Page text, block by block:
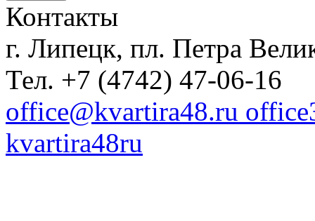
Контакты
г. Липецк, пл. Петра
Тел. +7 (4742) 47-06-16
office@kvartira48.ru
kvartira48ru